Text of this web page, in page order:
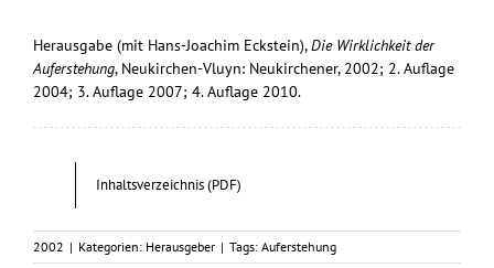
Herausgabe (mit Hans-Joachim Eckstein),Die Wirklichkeit der
Auferstehung, Neukirchen-Vluyn: Neukirchener, 2002; 2. Auflage
2004; 3. Auflage 2007; 4. Auflage 2010.
Inhaltsverzeichnis (PDF)
2002 | Kategorien: Herausgeber | Tags: Auferstehung